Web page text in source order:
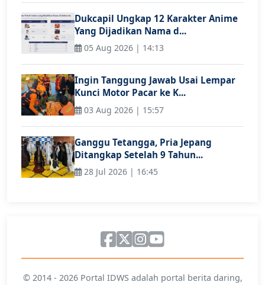
Dukcapil Ungkap 12 Karakter Anime
Yang Dijadikan Nama d...
05 Aug 2026 | 14:13
Ingin Tanggung Jawab Usai Lempar
Kunci Motor Pacar ke K...
03 Aug 2026 | 15:57
Ganggu Tetangga, Pria Jepang
Ditangkap Setelah 9 Tahun...
28 Jul 2026 | 16:45
© 2014 - 2026 Portal IDWS adalah portal berita daring,